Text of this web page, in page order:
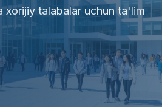
xorijiy talabalar uchun ta'lim